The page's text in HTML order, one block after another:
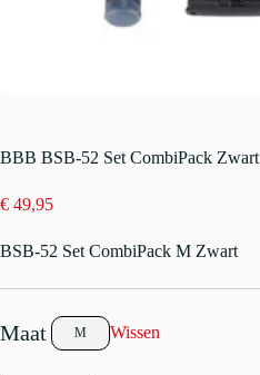
BBB BSB-52 Set CombiPack Zwart
€ 49,95
BSB-52 Set CombiPack M Zwart
M Wissen